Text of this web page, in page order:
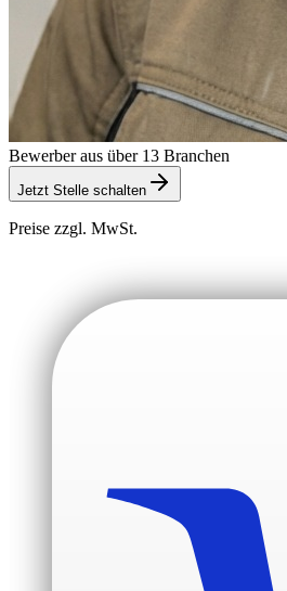
Bewerber aus über 13 Branchen
Jetzt Stelle schalten
Preise zzgl. MwSt.